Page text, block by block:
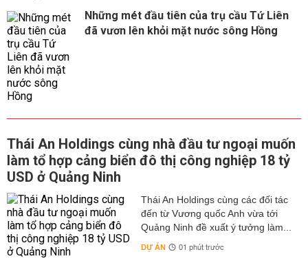
Những mét đầu tiên của trụ cầu Tứ Liên
đã vươn lên khỏi mặt nước sông Hồng
Thái An Holdings cùng nhà đầu tư ngoại muốn
làm tổ hợp cảng biển đô thị công nghiệp 18 tỷ
USD ở Quảng Ninh
Thái An Holdings cùng các đối tác
đến từ Vương quốc Anh vừa tới
Quảng Ninh đề xuất ý tưởng làm...
DỰ ÁN 01 phút trước